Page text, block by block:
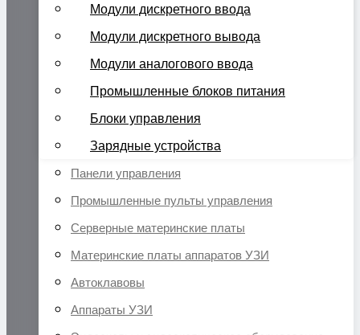
Модули дискретного ввода
Модули дискретного вывода
Модули аналогового ввода
Промышленные блоков питания
Блоки управления
Зарядные устройства
Панели управления
Промышленные пульты управления
Серверные материнские платы
Материнские платы аппаратов УЗИ
Автоклавовы
Аппараты УЗИ